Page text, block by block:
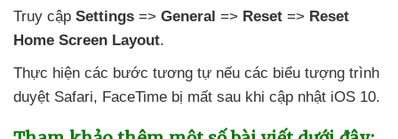
Truy cập Settings => General => Reset => Reset
Home Screen Layout.
Thực hiện các bước tương tự nếu các biểu tượng trình
duyệt Safari, FaceTime bị mất sau khi cập nhật iOS 10.